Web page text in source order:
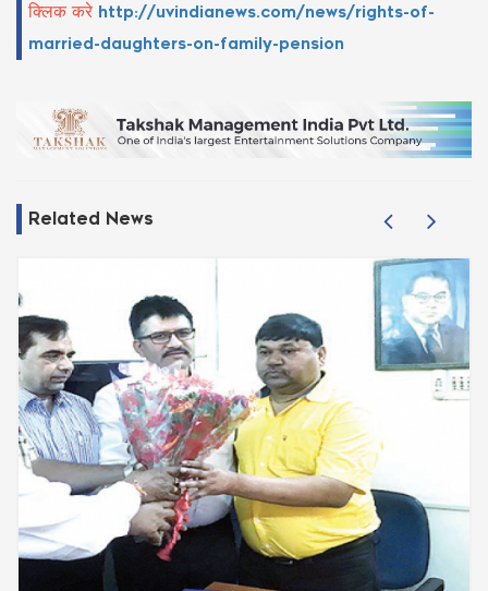
क्लिक करे http://uvindianews.com/news/rights-of-
married-daughters-on-family-pension
Related News